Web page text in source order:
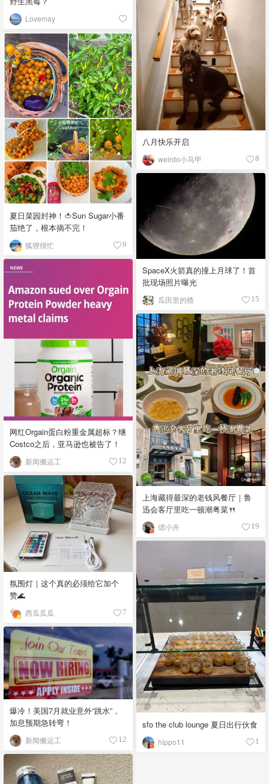
Lovemay
八月快乐开启
weirdo小马甲 8
夏日菜园封神！🍅Sun Sugar小番
茄绝了，根本摘不完！
狐狸很忙 9
SpaceX火箭真的撞上月球了！首
批现场照片曝光
瓜田里的猹 15
网红Orgain蛋白粉重金属超标？继
Costco之后，亚马逊也被告了！
新闻搬运工 12
上海藏得最深的老钱风餐厅｜鲁
迅会客厅里吃一顿潮粤菜🍴
偲小卉 19
氛围灯｜这个真的必须给它加个
赞🌊
西瓜瓜瓜 7
sfo the club lounge 夏日出行伙食
hippo11 1
爆冷！美国7月就业意外“跳水”，
加息预期急转弯！
新闻搬运工 12